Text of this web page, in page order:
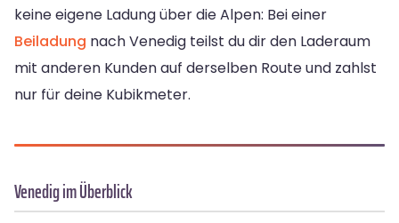
keine eigene Ladung über die Alpen: Bei einer
Beiladung nach Venedig teilst du dir den Laderaum
mit anderen Kunden auf derselben Route und zahlst
nur für deine Kubikmeter.
Venedig im Überblick